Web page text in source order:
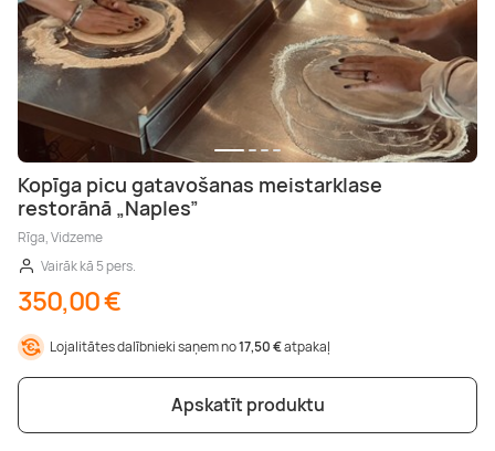
Kopīga picu gatavošanas meistarklase
restorānā „Naples”
Rīga, Vidzeme
Vairāk kā 5 pers.
350,00 €
Lojalitātes dalībnieki saņem no17,50 €atpakaļ
Apskatīt produktu